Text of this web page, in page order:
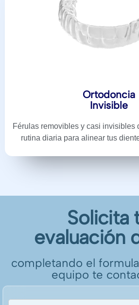
Ortodoncia
Invisible
Férulas removibles y casi invisibles
rutina diaria para alinear tus
Solicita
evaluación
completando el
equipo te